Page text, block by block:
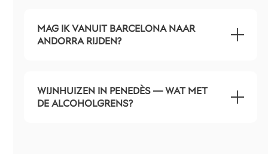
MAG IK VANUIT BARCELONA NAAR
ANDORRA RIJDEN?
WIJNHUIZEN IN PENEDÈS — WAT MET
DE ALCOHOLGRENS?